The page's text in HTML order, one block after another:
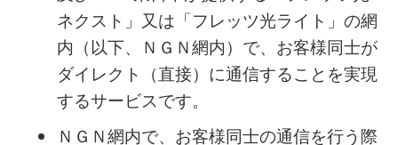
ります。
フレッツ・v6 オプションは、パソコンなど
の機器に付与したIPv6 アドレスを利用し
て、インターネットを経由せずNTT 西日本
及び NTT 東日本が提供する「フレッツ光